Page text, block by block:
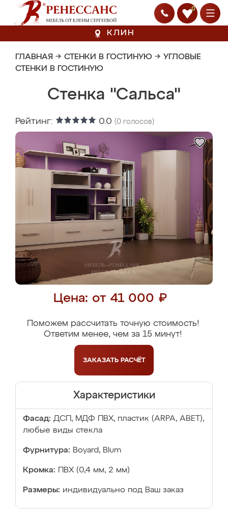
0
КЛИН
ГЛАВНАЯ → СТЕНКИ В ГОСТИНУЮ → УГЛОВЫЕ
СТЕНКИ В ГОСТИНУЮ
Стенка "Сальса"
Рейтинг: 0.0 (0 голосов)
Цена: от 41 000 ₽
Поможем рассчитать точную стоимость!
Ответим менее, чем за 15 минут!
ЗАКАЗАТЬ РАСЧЁТ
Характеристики
Фасад: ДСП, МДФ ПВХ, пластик (ARPA, ABET),
любые виды стекла
Фурнитура: Boyard, Blum
Кромка: ПВХ (0,4 мм, 2 мм)
Размеры: индивидуально под Ваш заказ